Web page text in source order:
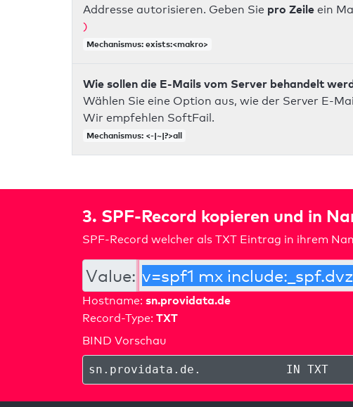
Addresse autorisieren. Geben Sie pro Zeile ein
)
Mechanismus: exists:<makro>
Wie sollen die E-Mails vom Server behandelt
Wählen Sie eine Option aus, wie der Server E-
Wir empfehlen SoftFail.
Mechanismus: <-|~|?>all
3. SPF-Record kopieren und in
SPF-Record welcher als TXT Eintrag in ihrem
Value:
Hostname: sn.providata.de
Record-Type: TXT
BIND Vorschau
sn.providata.de . IN TXT